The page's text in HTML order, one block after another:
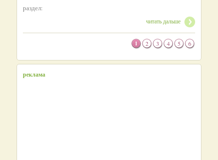
раздел:
читать дальше
1 2 3 4 5 6
реклама